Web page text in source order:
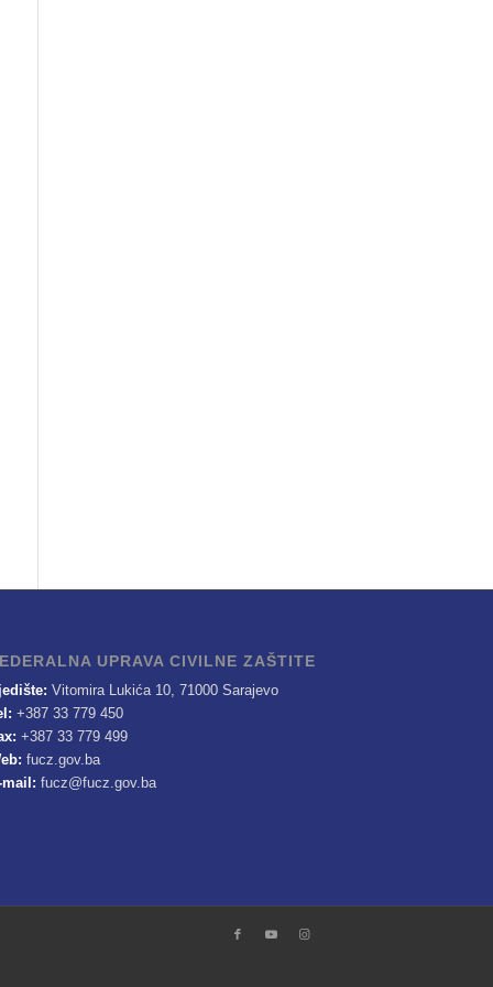
UPRAVA CIVILNE ZAŠTITE
Vitomira Lukića 10, 71000 Sarajevo
+387 33 779 450
+387 33 779 499
fucz.gov.ba
mail: fucz@fucz.gov.ba